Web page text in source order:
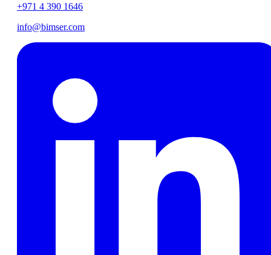
+971 4 390 1646
info@bimser.com